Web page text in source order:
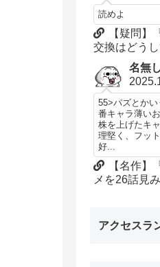
読めよ
【疑問】
交換はどう
名無
55>パズとか
番キャラ薄い
株を上げたキ
理堅く、フッ
好...
【名作】
メを26話見
アクセスラ